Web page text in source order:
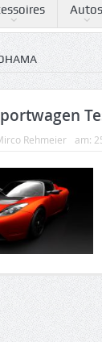
Autos
Rehmeier am: